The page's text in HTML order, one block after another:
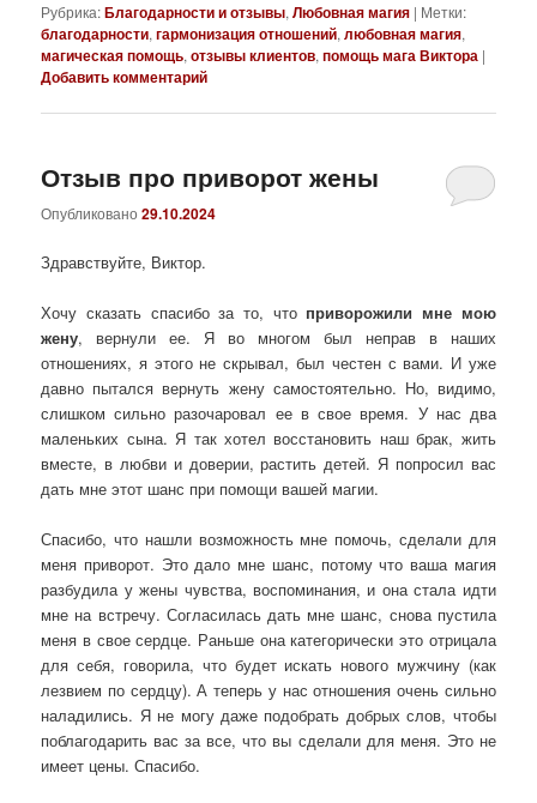
Рубрика:Благодарности и отзывы,Любовная магия | Метки:
благодарности,гармонизация отношений,любовная магия,
магическая помощь,отзывы клиентов,помощь мага Виктора |
Добавить комментарий
Отзыв про приворот жены
Опубликовано29.10.2024
Здравствуйте, Виктор.
Хочу сказать спасибо за то, что приворожили мне мою
жену, вернули ее. Я во многом был неправ в наших
отношениях, я этого не скрывал, был честен с вами. И уже
давно пытался вернуть жену самостоятельно. Но, видимо,
слишком сильно разочаровал ее в свое время. У нас два
маленьких сына. Я так хотел восстановить наш брак, жить
вместе, в любви и доверии, растить детей. Я попросил вас
дать мне этот шанс при помощи вашей магии.
Спасибо, что нашли возможность мне помочь, сделали для
меня приворот. Это дало мне шанс, потому что ваша магия
разбудила у жены чувства, воспоминания, и она стала идти
мне на встречу. Согласилась дать мне шанс, снова пустила
меня в свое сердце. Раньше она категорически это отрицала
для себя, говорила, что будет искать нового мужчину (как
лезвием по сердцу). А теперь у нас отношения очень сильно
наладились. Я не могу даже подобрать добрых слов, чтобы
поблагодарить вас за все, что вы сделали для меня. Это не
имеет цены. Спасибо.